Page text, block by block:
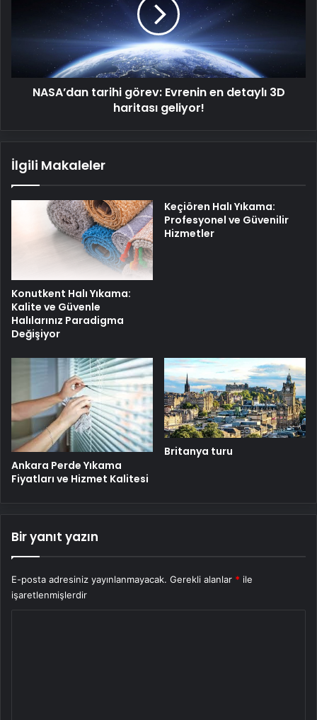
geliyor!
NASA’dan tarihi görev: Evrenin en detaylı 3D
haritası geliyor!
İlgili Makaleler
Konutkent Halı Yıkama:
Kalite ve Güvenle
Halılarınız Paradigma
Değişiyor
Keçiören Halı Yıkama:
Profesyonel ve Güvenilir
Hizmetler
Ankara Perde Yıkama
Fiyatları ve Hizmet Kalitesi
Britanya turu
Bir yanıt yazın
E-posta adresiniz yayınlanmayacak. Gerekli alanlar * ile
işaretlenmişlerdir